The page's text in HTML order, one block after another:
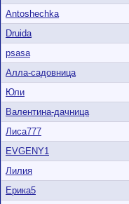
Antoshechka
Druida
psasa
Алла-садовница
Юли
Валентина-дачница
Лиса777
EVGENY1
Лилия
Ерика5